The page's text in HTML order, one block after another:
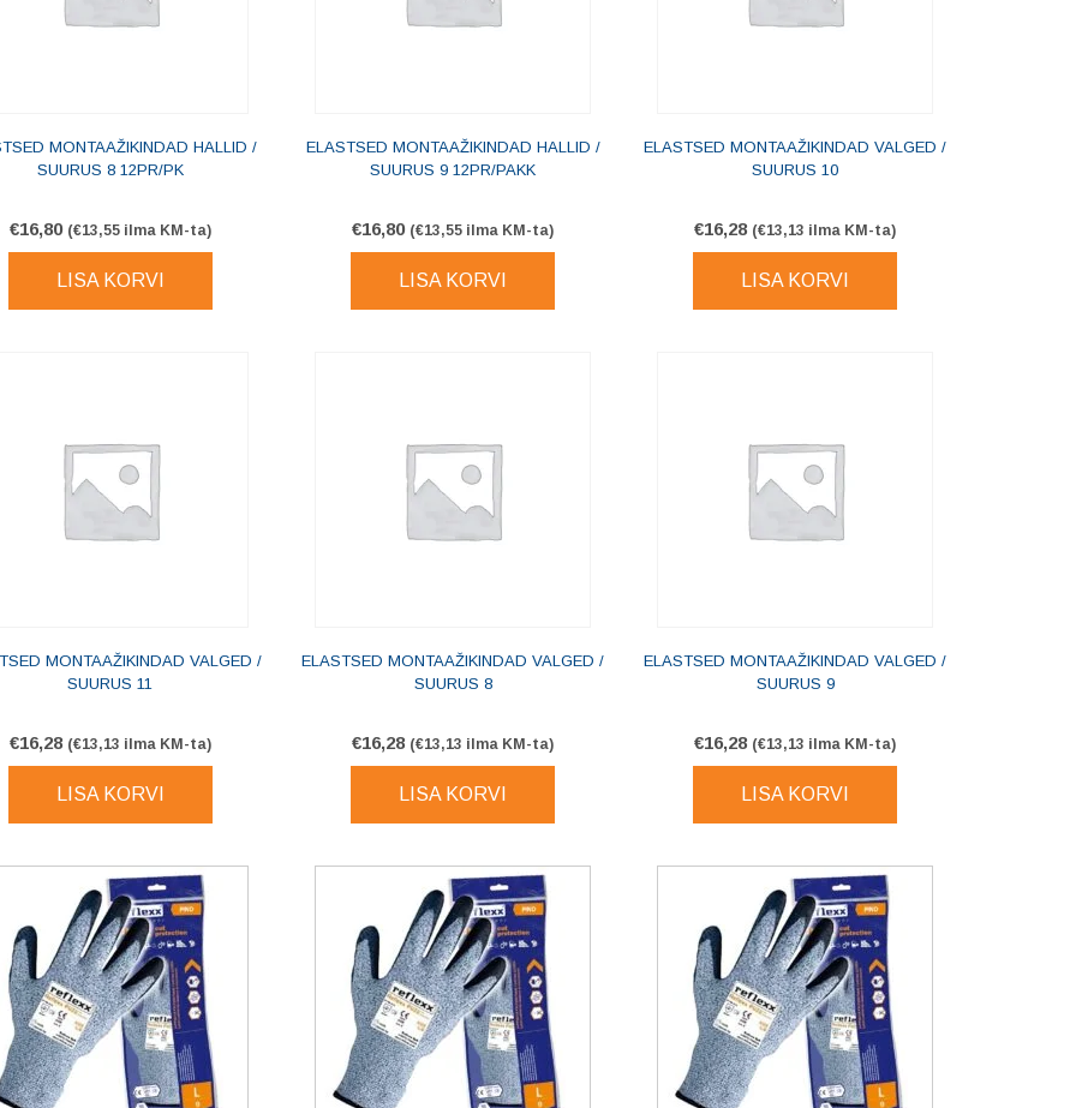
MONTAAŽIKINDAD HALLID /
SUURUS 8 12PR/PK
€16,80 (€13,55ilma KM-ta)
LISA KORVI
ELASTSED MONTAAŽIKINDAD HALLID /
SUURUS 9 12PR/PAKK
€16,80 (€13,55 ilma KM-ta)
LISA KORVI
ELASTSED MONTAAŽIKINDAD VALGED /
SUURUS 10
€16,28 (€13,13 ilma KM-ta)
LISA KORVI
MONTAAŽIKINDAD VALGED /
SUURUS 11
€16,28 (€13,13 ilma KM-ta)
LISA KORVI
ELASTSED MONTAAŽIKINDAD VALGED /
SUURUS 8
€16,28 (€13,13 ilma KM-ta)
LISA KORVI
ELASTSED MONTAAŽIKINDAD VALGED /
SUURUS 9
€16,28 (€13,13 ilma KM-ta)
LISA KORVI